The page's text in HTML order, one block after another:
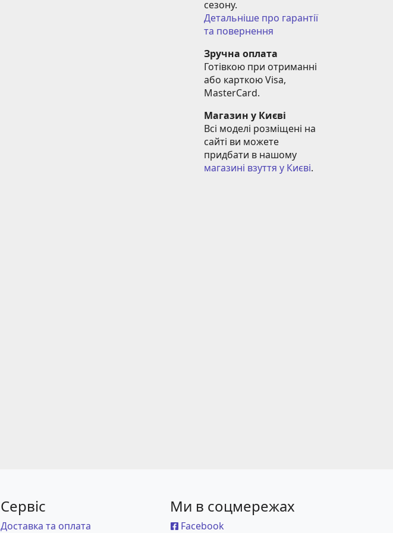
сезону.
Детальніше про гарантії
та повернення
Зручна оплата
Готівкою при отриманні
або карткою Visa,
MasterCard.
Магазин у Києві
Всі моделі розміщені на
сайті ви можете
магазині взуття у Києві.
Сервіс
Доставка та оплата
Ми в соцмережах
Facebook